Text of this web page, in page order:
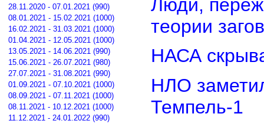
28.11.2020 - 07.01.2021 (990)
08.01.2021 - 15.02.2021 (1000)
16.02.2021 - 31.03.2021 (1000)
01.04.2021 - 12.05.2021 (1000)
13.05.2021 - 14.06.2021 (990)
15.06.2021 - 26.07.2021 (980)
27.07.2021 - 31.08.2021 (990)
01.09.2021 - 07.10.2021 (1000)
08.09.2021 - 07.11.2021 (1000)
08.11.2021 - 10.12.2021 (1000)
11.12.2021 - 24.01.2022 (990)
Люди,
теории
НАСА
НЛО
Темпель-1